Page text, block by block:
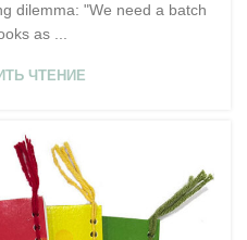
dilemma: "We need a batch
as ...
ЧТЕНИЕ